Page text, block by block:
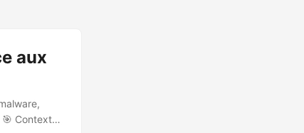
aux
Contexte